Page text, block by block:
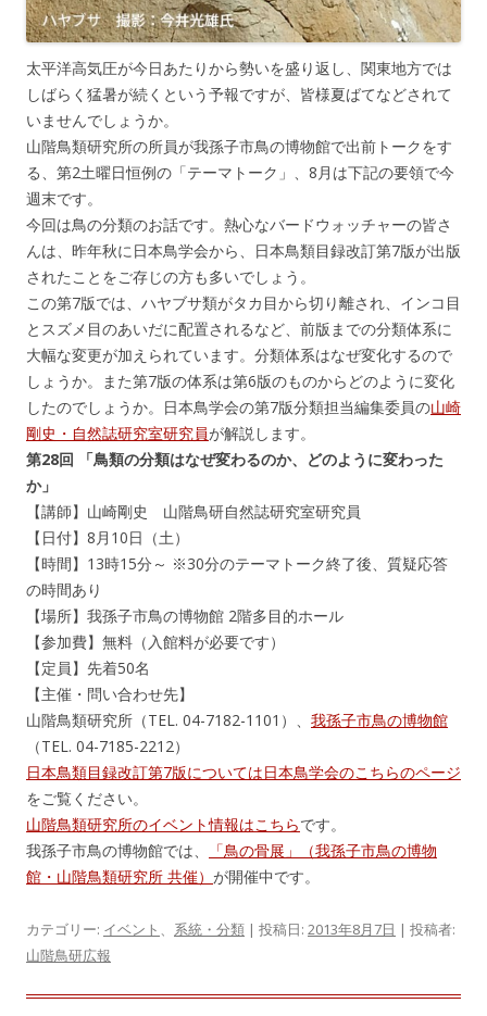
太平洋高気圧が今日あたりから勢いを盛り返し、関東地方では
しばらく猛暑が続くという予報ですが、皆様夏ばてなどされて
いませんでしょうか。
山階鳥類研究所の所員が我孫子市鳥の博物館で出前トークをす
る、第2土曜日恒例の「テーマトーク」、8月は下記の要領で今
週末です。
今回は鳥の分類のお話です。熱心なバードウォッチャーの皆さ
んは、昨年秋に日本鳥学会から、日本鳥類目録改訂第7版が出版
されたことをご存じの方も多いでしょう。
この第7版では、ハヤブサ類がタカ目から切り離され、インコ目
とスズメ目のあいだに配置されるなど、前版までの分類体系に
大幅な変更が加えられています。分類体系はなぜ変化するので
しょうか。また第7版の体系は第6版のものからどのように変化
したのでしょうか。日本鳥学会の第7版分類担当編集委員の山崎
剛史・自然誌研究室研究員が解説します。
第28回 「鳥類の分類はなぜ変わるのか、どのように変わった
か」
【講師】山崎剛史 山階鳥研自然誌研究室研究員
【日付】8月10日（土）
【時間】13時15分～ ※30分のテーマトーク終了後、質疑応答
の時間あり
【場所】我孫子市鳥の博物館 2階多目的ホール
【参加費】無料（入館料が必要です）
【定員】先着50名
【主催・問い合わせ先】
山階鳥類研究所（TEL. 04-7182-1101）、 我孫子市鳥の博物館
（TEL. 04-7185-2212）
日本鳥類目録改訂第7版については日本鳥学会のこちらのページ
をご覧ください。
山階鳥類研究所のイベント情報はこちらです。
我孫子市鳥の博物館では、
「鳥の骨展」（我孫子市鳥の博物
館・山階鳥類研究所 共催） が開催中です。
カテゴリー: イベント 、 系統・分類 | 投稿日: 2013年8月7日 | 投稿者:
山階鳥研広報